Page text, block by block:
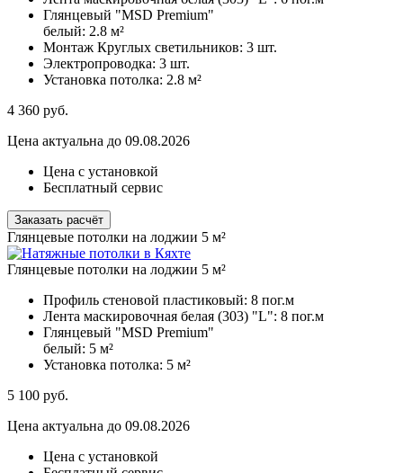
Глянцевый "MSD Premium"
белый: 2.8 м²
Монтаж Круглых светильников: 3 шт.
Электропроводка: 3 шт.
Установка потолка: 2.8 м²
4 360 руб.
Цена актуальна до 09.08.2026
Цена с установкой
Бесплатный сервис
Заказать расчёт
Глянцевые потолки на лоджии 5 м²
Глянцевые потолки на лоджии 5 м²
Профиль стеновой пластиковый: 8 пог.м
Лента маскировочная белая (303) "L": 8 пог.м
Глянцевый "MSD Premium"
белый: 5 м²
Установка потолка: 5 м²
5 100 руб.
Цена актуальна до 09.08.2026
Цена с установкой